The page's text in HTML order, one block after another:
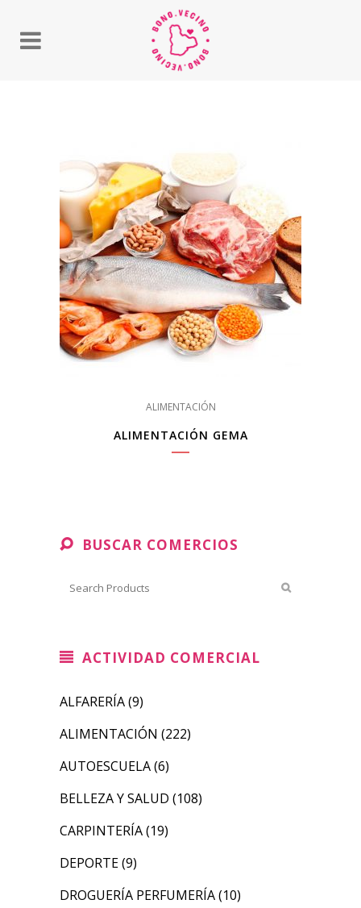
ALIMENTACIÓN
ALIMENTACIÓN GEMA
BUSCAR COMERCIOS
ACTIVIDAD COMERCIAL
ALFARERÍA(9)
ALIMENTACIÓN (222)
AUTOESCUELA(6)
BELLEZA Y SALUD (108)
CARPINTERÍA(19)
DEPORTE(9)
DROGUERÍA PERFUMERÍA(10)